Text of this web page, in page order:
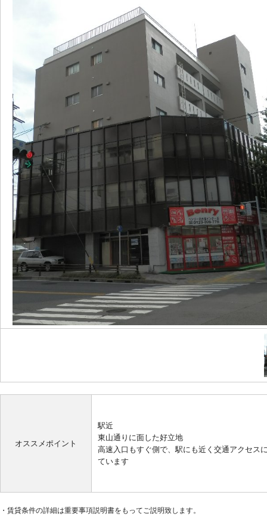
オススメポイント
駅近
東山通りに面した好立地
高速入口もすぐ側で、駅にも近く交通アクセス
ています
・賃貸条件の詳細は重要事項説明書をもってご説明致します。